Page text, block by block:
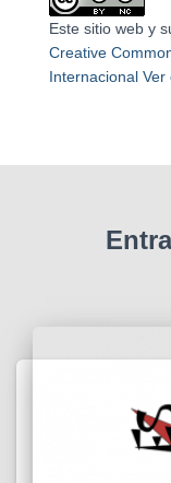
Este sitio web y
Creative
Internacional Ver